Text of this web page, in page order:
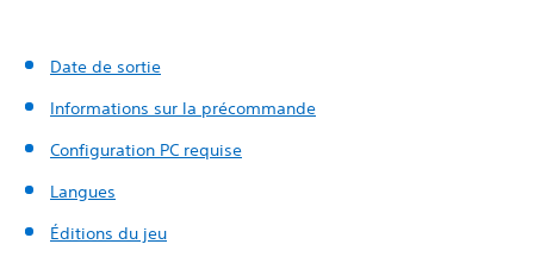
Date de sortie
Informations sur la précommande
Configuration PC requise
Langues
Éditions du jeu